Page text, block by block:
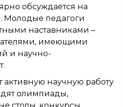
обсуждается на
Молодые педагоги
наставниками –
имеющими
и научно-
активную научную работу
олимпиады,
столы, конкурсы